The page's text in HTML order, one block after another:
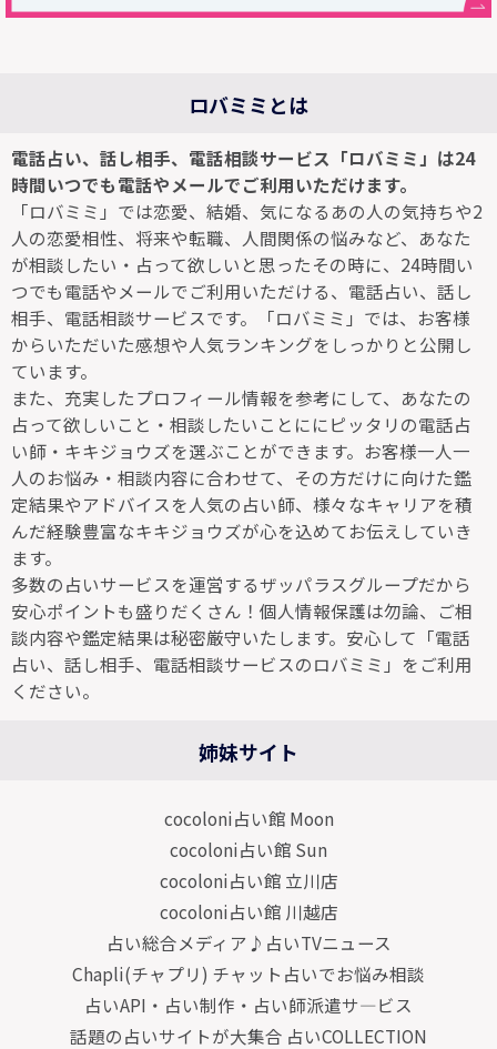
ロバミミとは
電話占い、話し相手、電話相談サービス「ロバミミ」は24
時間いつでも電話やメールでご利用いただけます。
「ロバミミ」では恋愛、結婚、気になるあの人の気持ちや2
人の恋愛相性、将来や転職、人間関係の悩みなど、あなた
が相談したい・占って欲しいと思ったその時に、24時間い
つでも電話やメールでご利用いただける、電話占い、話し
相手、電話相談サービスです。「ロバミミ」では、お客様
からいただいた感想や人気ランキングをしっかりと公開し
ています。
また、充実したプロフィール情報を参考にして、あなたの
占って欲しいこと・相談したいことににピッタリの電話占
い師・キキジョウズを選ぶことができます。お客様一人一
人のお悩み・相談内容に合わせて、その方だけに向けた鑑
定結果やアドバイスを人気の占い師、様々なキャリアを積
んだ経験豊富なキキジョウズが心を込めてお伝えしていき
ます。
多数の占いサービスを運営するザッパラスグループだから
安心ポイントも盛りだくさん！個人情報保護は勿論、ご相
談内容や鑑定結果は秘密厳守いたします。安心して「電話
占い、話し相手、電話相談サービスのロバミミ」をご利用
ください。
姉妹サイト
cocoloni占い館 Moon
cocoloni占い館 Sun
cocoloni占い館 立川店
cocoloni占い館 川越店
占い総合メディア♪占いTVニュース
Chapli(チャプリ) チャット占いでお悩み相談
占いAPI・占い制作・占い師派遣サ―ビス
話題の占いサイトが大集合 占いCOLLECTION